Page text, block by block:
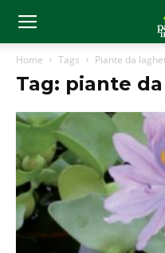
Home Tags Piante da
Tag: piante